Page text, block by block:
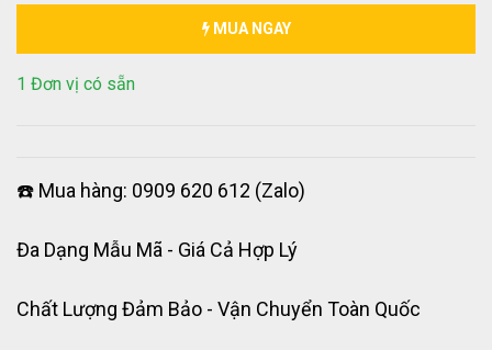
MUA NGAY
1 Đơn vị có sẵn
☎️ Mua hàng: 0909 620 612 (Zalo)
Đa Dạng Mẫu Mã - Giá Cả Hợp Lý
Chất Lượng Đảm Bảo - Vận Chuyển Toàn Quốc